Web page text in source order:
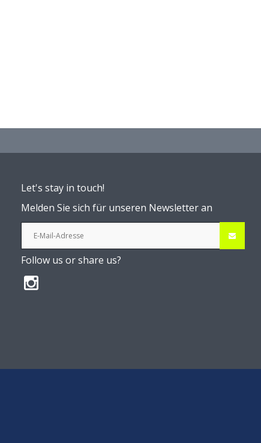
Let's stay in touch!
Melden Sie sich für unseren Newsletter an
Follow us or share us?